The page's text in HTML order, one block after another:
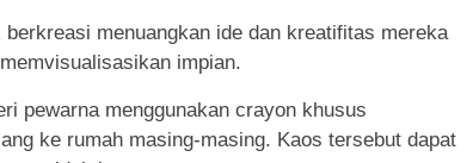
menuangkan ide dan kreatifitas mereka
impian.
pewarna menggunakan crayon khusus
ke rumah masing-masing. Kaos tersebut dapat